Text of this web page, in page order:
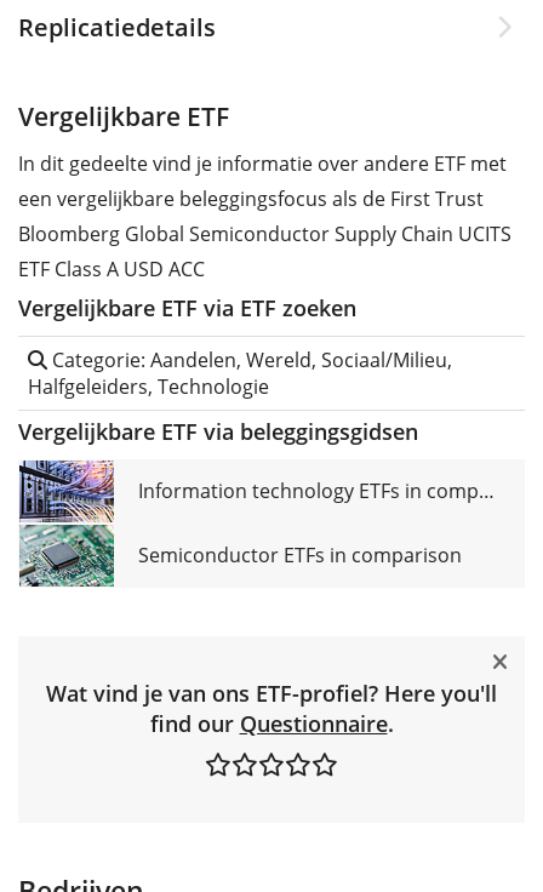
Replicatiedetails
Vergelijkbare ETF
In dit gedeelte vind je informatie over andere ETF met
een vergelijkbare beleggingsfocus als de First Trust
Bloomberg Global Semiconductor Supply Chain UCITS
ETF Class A USD ACC
Vergelijkbare ETF via ETF zoeken
Categorie: Aandelen, Wereld, Sociaal/Milieu,
Halfgeleiders, Technologie
Vergelijkbare ETF via beleggingsgidsen
Information technology ETFs in comparison
Semiconductor ETFs in comparison
Wat vind je van ons ETF-profiel? Here you'll
find our Questionnaire.